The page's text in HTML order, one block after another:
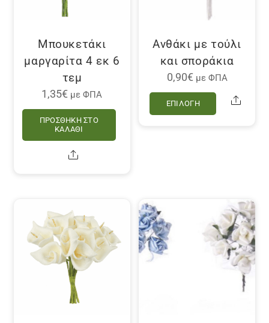
Μπουκετάκι
μαργαρίτα 4 εκ 6
τεμ
1,35€ με ΦΠΑ
ΠΡΟΣΘΉΚΗ ΣΤΟ
ΚΑΛΆΘΙ
Share
Ανθάκι με τούλι
και σποράκια
0,90€ με ΦΠΑ
ΕΠΙΛΟΓΉ
Αυτό
το
επιλογές
μπορούν
να
στη
σελίδα
Share